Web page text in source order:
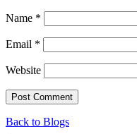
Name *
Email *
Website
Back to Blogs